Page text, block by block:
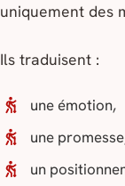
uniquement des
Ils traduisent :
une émotion,
une
un